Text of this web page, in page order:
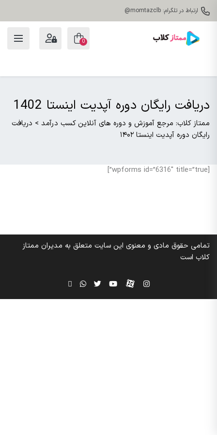
ارتباط در تلگرام: momtazclb@
0
دریافت رایگان دوره آپدیت اینستا 1402
ممتاز کلاب: مرجع آموزش و دوره های آنلاین کسب درآمد > دریافت
رایگان دوره آپدیت اینستا ۱۴۰۲
[wpforms id=”6316″ title=”true”]
تمامی حقوق مادی و معنوی این سایت متعلق به مدیران ممتاز
کلاب است